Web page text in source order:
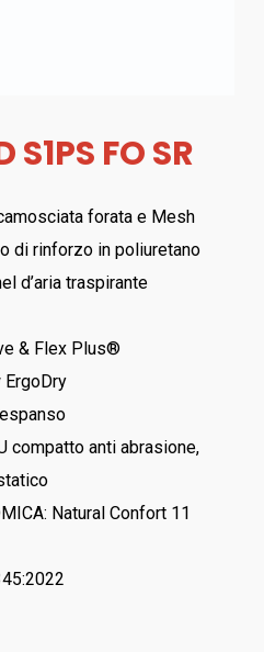
S1PS FO SR
forata e Mesh
di rinforzo in poliuretano
d’aria traspirante
& Flex Plus®
ErgoDry
compatto anti abrasione,
Natural Confort 11